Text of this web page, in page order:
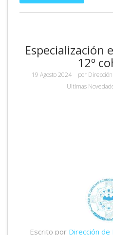
Especialización
12º
19 Agosto 2024 por
Ultimas
Escrito por Dirección